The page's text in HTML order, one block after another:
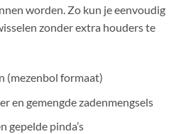
worden. Zo kun je eenvoudig
zonder extra houders te
(mezenbol formaat)
en gemengde zadenmengsels
gepelde pinda’s